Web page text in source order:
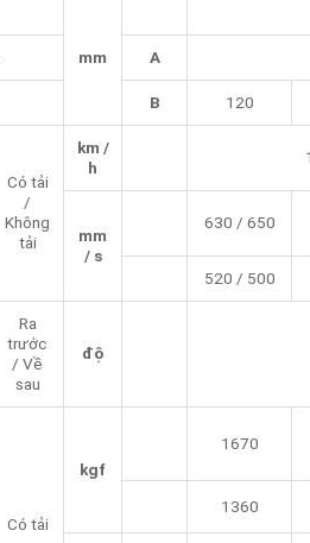
mm A
B 120
Có tải
/
Không
tải
km /
h
mm
/ s
630 / 650
520 / 500
Ra
trước
/ Về
sau
độ
Có tải
kgf
1670
1360